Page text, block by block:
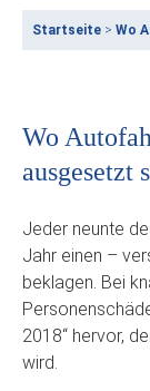
Startseite > Wo
Wo
ausgesetzt
Jeder neunte
Jahr einen –
beklagen. Bei
2018“ hervor,
wird.